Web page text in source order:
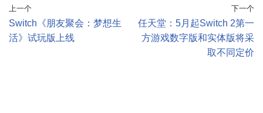
上一个
Switch《朋友聚会：梦想生
活》试玩版上线
下一个
任天堂：5月起Switch 2第一
方游戏数字版和实体版将采
取不同定价